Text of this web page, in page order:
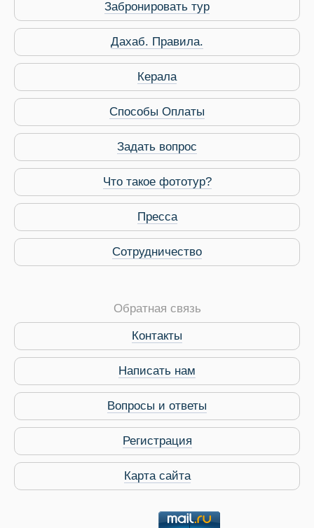
Дахаб
Виза в Индию
Забронировать тур
Дахаб. Правила.
Керала
Способы Оплаты
Задать вопрос
Что такое фототур?
Пресса
Сотрудничество
Обратная связь
Контакты
Написать нам
Вопросы и ответы
Регистрация
Карта сайта